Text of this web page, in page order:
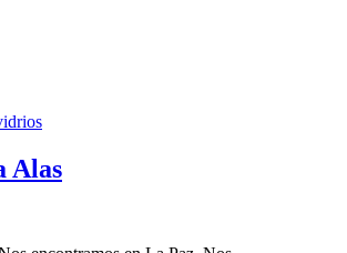
Alas